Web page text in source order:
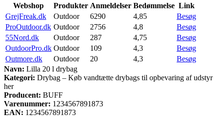
Webshop Produkter Anmeldelser Bedømmelse Link
GrejFreak.dk
Outdoor 6290 4,85
Besøg
ProOutdoor.dk Outdoor 2756 4,8
Besøg
55Nord.dk
Outdoor 287 4,75
Besøg
OutdoorPro.dk Outdoor 109 4,3
Besøg
Outmore.dk
Outdoor 20 4,3
Besøg
Navn: Lilla 20 l drybag
Kategori: Drybag – Køb vandtætte drybags til opbevaring af udstyr
her
Producent: BUFF
Varenummer: 1234567891873
EAN: 1234567891873